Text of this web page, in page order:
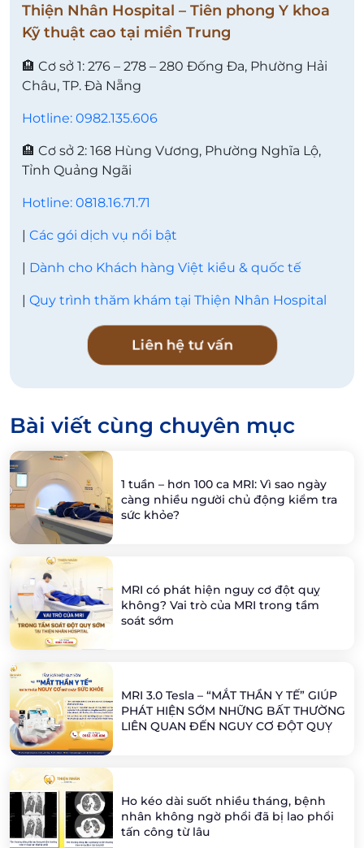
Thiện Nhân Hospital – Tiên phong Y khoa
Kỹ thuật cao tại miền Trung
🏨 Cơ sở 1: 276 – 278 – 280 Đống Đa, Phường Hải
Châu, TP. Đà Nẵng
Hotline: 0982.135.606
🏨 Cơ sở 2: 168 Hùng Vương, Phường Nghĩa Lộ,
Tỉnh Quảng Ngãi
Hotline: 0818.16.71.71
| Các gói dịch vụ nổi bật
| Dành cho Khách hàng Việt kiều & quốc tế
| Quy trình thăm khám tại Thiện Nhân Hospital
Liên hệ tư vấn
Bài viết cùng chuyên mục
1 tuần – hơn 100 ca MRI: Vì sao ngày
càng nhiều người chủ động kiểm tra
sức khỏe?
MRI có phát hiện nguy cơ đột quỵ
không? Vai trò của MRI trong tầm
soát sớm
MRI 3.0 Tesla – “MẮT THẦN Y TẾ” GIÚP
PHÁT HIỆN SỚM NHỮNG BẤT THƯỜNG
LIÊN QUAN ĐẾN NGUY CƠ ĐỘT QUỴ
Ho kéo dài suốt nhiều tháng, bệnh
nhân không ngờ phổi đã bị lao phổi
tấn công từ lâu